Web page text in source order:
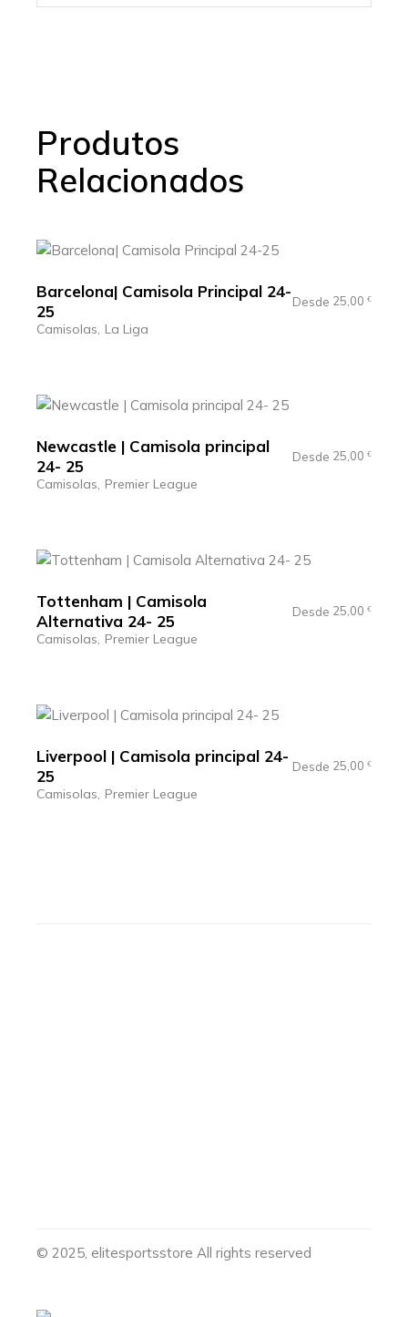
Produtos
Relacionados
Barcelona| Camisola Principal 24-
25
Desde 25,00 €
Camisolas La Liga
Newcastle | Camisola principal
24- 25
Desde 25,00 €
Camisolas Premier League
Tottenham | Camisola
Alternativa 24- 25
Desde 25,00 €
Camisolas Premier League
Liverpool | Camisola principal 24-
25
Desde 25,00 €
Camisolas Premier League
© 2025, elitesportsstore All rights reserved